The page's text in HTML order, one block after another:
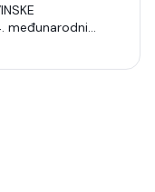
međunarodni